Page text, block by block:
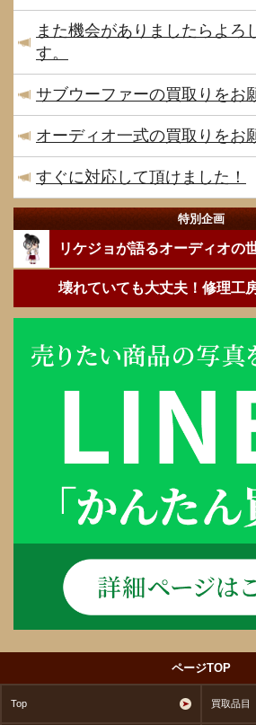
また機会がありましたらよろ
す。
サブウーファーの買取りをお
オーディオ一式の買取りをお
すぐに対応して頂けました！
特別企画
リケジョが語るオーディオの
壊れていても大丈夫！修理工
ページTOP
Top 買取品目